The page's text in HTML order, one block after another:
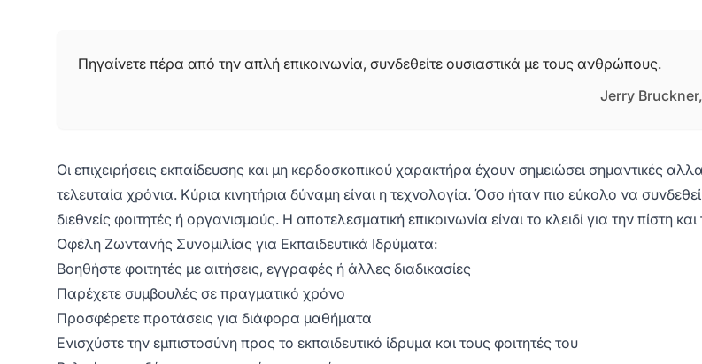
Πηγαίνετε πέρα από την απλή επικοινωνία, συνδεθείτε ουσιαστικά με τους ανθρώπους.
Jerry
Οι επιχειρήσεις εκπαίδευσης και μη κερδοσκοπικού χαρακτήρα έχουν σημειώσει σημαντικές
τελευταία χρόνια. Κύρια κινητήρια δύναμη είναι η τεχνολογία. Όσο ήταν πιο εύκολο να
διεθνείς φοιτητές ή οργανισμούς. Η αποτελεσματική επικοινωνία είναι το κλειδί για την πίστη
Οφέλη Ζωντανής Συνομιλίας για Εκπαιδευτικά Ιδρύματα:
Βοηθήστε φοιτητές με αιτήσεις, εγγραφές ή άλλες διαδικασίες
Παρέχετε συμβουλές σε πραγματικό χρόνο
Προσφέρετε προτάσεις για διάφορα μαθήματα
Ενισχύστε την εμπιστοσύνη προς το εκπαιδευτικό ίδρυμα και τους φοιτητές του